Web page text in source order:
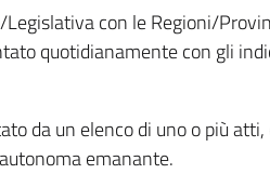
Legislativa con le Regioni/
quotidianamente con gli
da un elenco di uno o più
emanante.